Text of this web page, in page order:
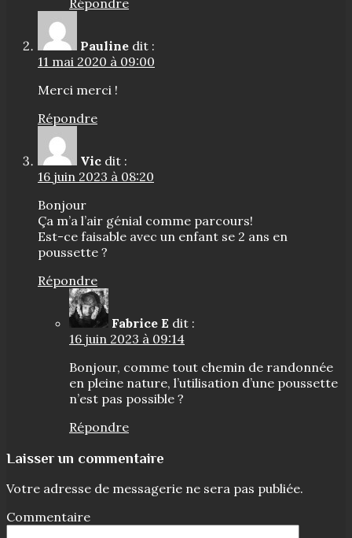
Pauline dit :
11 mai 2020 à 09:00
Merci merci !
Répondre
Vic dit :
16 juin 2023 à 08:20
Bonjour
Ça m’a l’air génial comme parcours!
Est-ce faisable avec un enfant se 2 ans en
poussette ?
Répondre
Fabrice E dit :
16 juin 2023 à 09:14
Bonjour, comme tout chemin de randonnée
en pleine nature, l’utilisation d’une poussette
n’est pas possible ?
Répondre
Laisser un commentaire
Votre adresse de messagerie ne sera pas publiée.
Commentaire